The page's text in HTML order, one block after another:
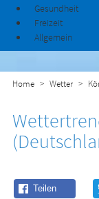
Gesundheit
Freizeit
Allgemein
Home Wetter